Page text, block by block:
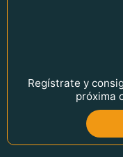
Regístrate y
próxima